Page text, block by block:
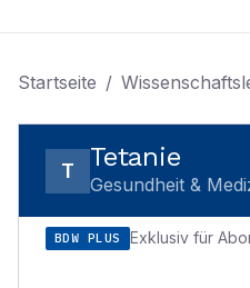
Startseite /
T Tetanie
Gesundheit &
BDW PLUS Exklusiv für